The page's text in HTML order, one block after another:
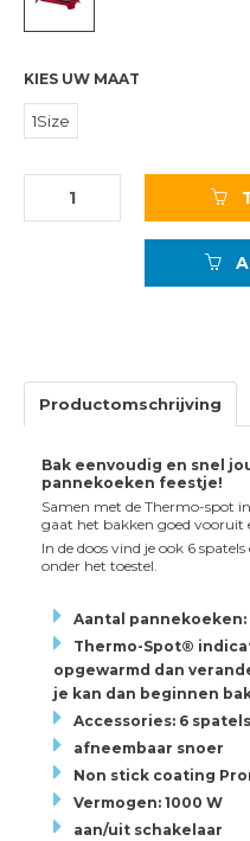
KIES UW MAAT
1Size
Productomschrijving
Bak eenvoudig en snel
pannekoeken feestje!
Samen met de Thermo-spot
gaat het bakken goed vooruit
In de doos vind je ook 6
onder het toestel.
Aantal
Thermo-Spot®
opgewarmd dan
je kan dan beginnen
Accessories: 6
afneembaar snoer
Non stick coating
Vermogen: 1000 W
aan/uit schakelaar